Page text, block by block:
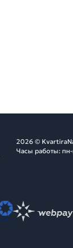
2026 ©
Часы работы: